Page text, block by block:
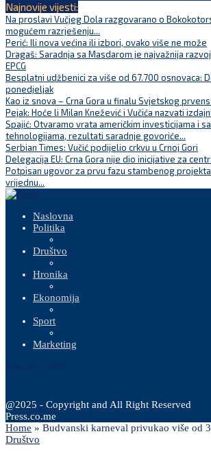
Najnovije vijesti:
Na proslavi Vučjeg Dola razgovarano o
mogućem razrješenju...
Perić: Ili nova većina ili izbori, ovako više ne može
Dragaš: Saradnja sa Masdarom je najvažnija
EPCG
Besplatni udžbenici za više od 67.700 osnovaca:
ponedjeljak
Kao iz snova – Crna Gora u finalu Svjetskog
Pejak: Hoće li Milan Knežević i Vučića nazvati
Spajić: Otvaramo vrata američkim investicijama i
tehnologijama, rezultati saradnje govoriće...
Serbian Times: Vučić podijelio crkvu u Crnoj Gori
Delegacija EU: Crna Gora nije dio inicijative za
Potpisan ugovor za prvu fazu stambenog
vrijednu...
Naslovna
Politika
Društvo
Hronika
Ekonomija
Sport
Marketing
@2025 - Copyright and All Right Reserved
Press.co.me
Home » Budvanski karneval privukao više od
Društvo